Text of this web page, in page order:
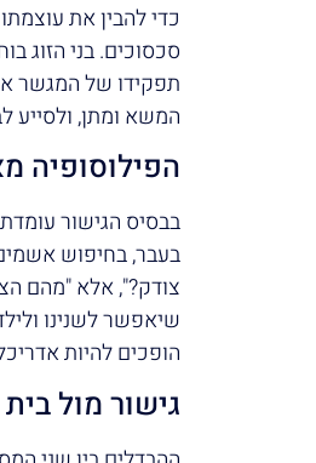
כדי להבין את
סכסוכים. בני הזוג
תפקידו של המגשר
המשא ומתן, ולסייע
הפילוסופיה
בבסיס הגישור
בעבר, בחיפוש
צודק?", אלא "מהם
שיאפשר לשנינו
הופכים להיות
גישור מול